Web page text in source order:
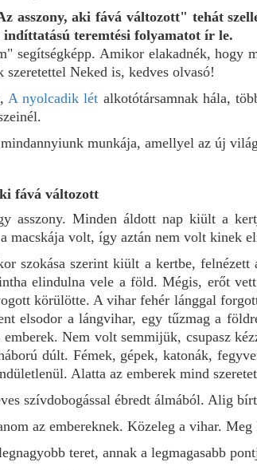
asszony, aki fává változott" tehát
indíttatású teremtési folyamatot ír le.
segítségképp. Amikor elakadnék, hogy
szeretettel Neked is, kedves olvasó!
A nyolcadik lét alkotótársamnak hála,
munkája, amellyel az új
fává változott
asszony. Minden áldott nap kiült a
macskája volt, így aztán nem volt kinek
szokása szerint kiült a kertbe,
elindulna vele a föld. Mégis, erőt
körülötte. A vihar fehér lánggal
elsodor a lángvihar, egy tűzmag a
emberek. Nem volt semmijük, csupasz
dúlt. Fémek, gépek, katonák,
Alatta az emberek mind
szívdobogással ébredt álmából. Alig
az embereknek. Közeleg a vihar.
teret, annak a legmagasabb